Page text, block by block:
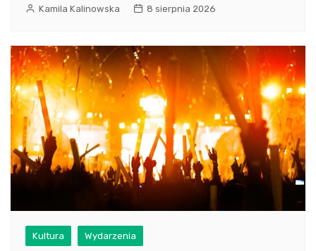
Kamila Kalinowska 8 sierpnia 2026
Kultura Wydarzenia